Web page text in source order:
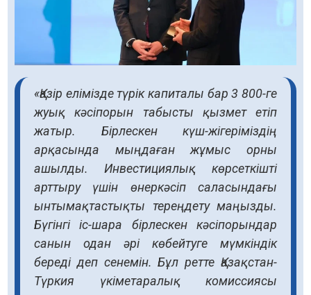
«Қазір елімізде түрік капиталы бар 3 800-ге
жуық кәсіпорын табысты қызмет етіп
жатыр. Бірлескен күш-жігеріміздің
арқасында мыңдаған жұмыс орны
ашылды. Инвестициялық көрсеткішті
арттыру үшін өнеркәсіп саласындағы
ынтымақтастықты тереңдету маңызды.
Бүгінгі іс-шара бірлескен кәсіпорындар
санын одан әрі көбейтуге мүмкіндік
береді деп сенемін. Бұл ретте Қазақстан-
Түркия үкіметаралық комиссиясы